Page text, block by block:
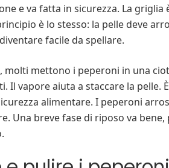
e va fatta in sicurezza. La griglia
è lo stesso: la pelle deve
facile da spellare.
molti mettono i peperoni in una
Il vapore aiuta a staccare la pelle.
alimentare. I peperoni
Una breve fase di riposo va